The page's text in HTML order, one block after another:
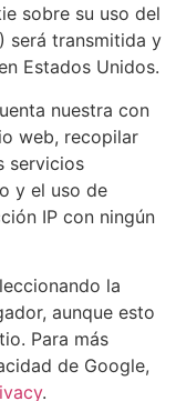
sobre su uso del
será transmitida y
Estados Unidos.
nuestra con
web, recopilar
servicios
y el uso de
IP con ningún
la
aunque esto
Para más
de Google,
.